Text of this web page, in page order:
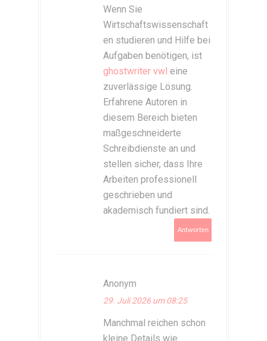
Wenn Sie
Wirtschaftswissenschaft
en studieren und Hilfe bei
Aufgaben benötigen, ist
ghostwriter vwl eine
zuverlässige Lösung.
Erfahrene Autoren in
diesem Bereich bieten
maßgeschneiderte
Schreibdienste an und
stellen sicher, dass Ihre
Arbeiten professionell
geschrieben und
akademisch fundiert sind.
Antworten
Anonym
29. Juli 2026 um 08:25
Manchmal reichen schon
kleine Details wie